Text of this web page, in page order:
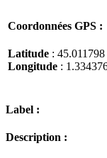
Coordonnées GPS :
Latitude : 45.011798
Longitude :
Label :
Description :